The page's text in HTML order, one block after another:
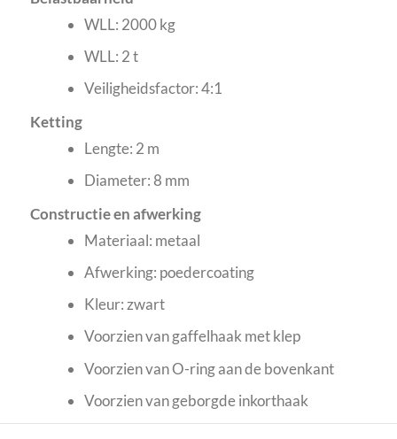
WLL: 2000 kg
WLL: 2 t
Veiligheidsfactor: 4:1
Ketting
Lengte: 2 m
Diameter: 8 mm
Constructie en afwerking
Materiaal: metaal
Afwerking: poedercoating
Kleur: zwart
Voorzien van gaffelhaak met klep
Voorzien van O-ring aan de bovenkant
Voorzien van geborgde inkorthaak